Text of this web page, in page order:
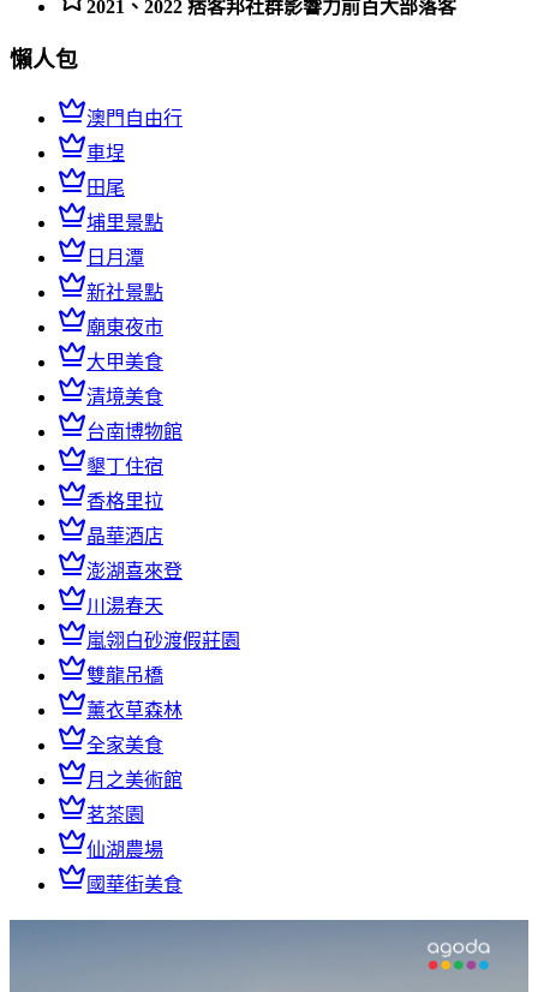
2021、2022 痞客邦社群影響力前百大部落客
懶人包
澳門自由行
車埕
田尾
埔里景點
日月潭
新社景點
廟東夜市
大甲美食
清境美食
台南博物館
墾丁住宿
香格里拉
晶華酒店
澎湖喜來登
川湯春天
嵐翎白砂渡假莊園
雙龍吊橋
薰衣草森林
全家美食
月之美術館
茗茶園
仙湖農場
國華街美食